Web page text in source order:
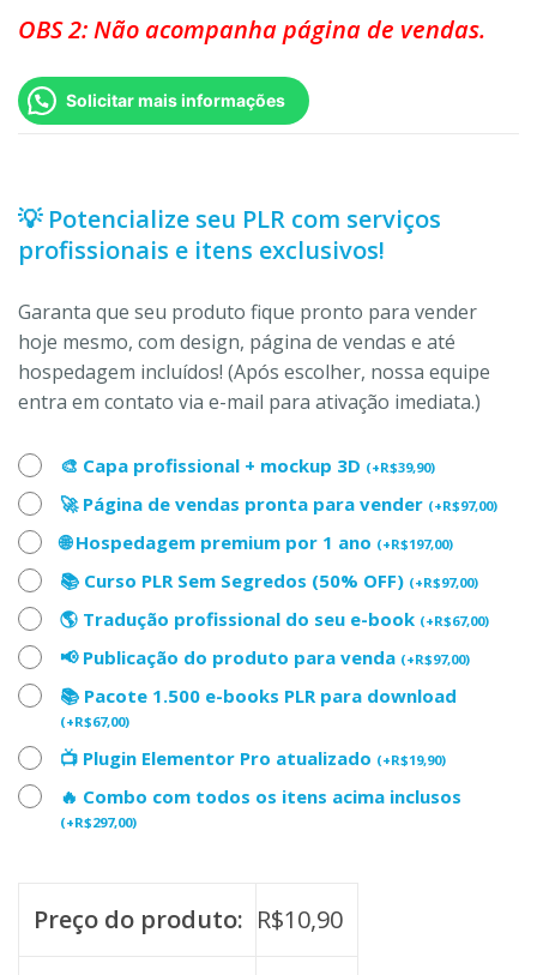
OBS 2: Não acompanha página de vendas.
Solicitar mais informações
💡 Potencialize seu PLR com serviços
profissionais e itens exclusivos!
Garanta que seu produto fique pronto para vender
hoje mesmo, com design, página de vendas e até
hospedagem incluídos! (Após escolher, nossa equipe
entra em contato via e-mail para ativação imediata.)
🎨 Capa profissional + mockup 3D (+R$39,90)
🚀 Página de vendas pronta para vender (+R$97,00)
🌐 Hospedagem premium por 1 ano (+R$197,00)
📚 Curso PLR Sem Segredos (50% OFF) (+R$97,00)
🌎 Tradução profissional do seu e-book (+R$67,00)
📢 Publicação do produto para venda (+R$97,00)
📚 Pacote 1.500 e-books PLR para download
(+R$67,00)
📺 Plugin Elementor Pro atualizado (+R$19,90)
🔥 Combo com todos os itens acima inclusos
(+R$297,00)
Preço do produto: R$10,90